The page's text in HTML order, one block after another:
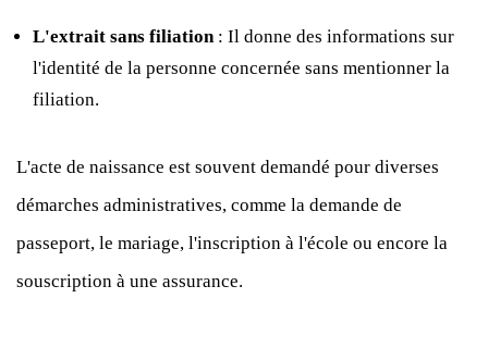
L'extrait sans filiation: Il donne des informations sur
l'identité de la personne concernée sans mentionner la
filiation.
L'acte de naissance est souvent demandé pour diverses
démarches administratives, comme la demande de
passeport, le mariage, l'inscription à l'école ou encore la
souscription à une assurance.